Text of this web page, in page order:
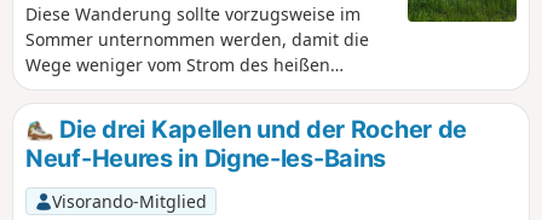
Diese Wanderung sollte vorzugsweise im
Sommer unternommen werden, damit die
Wege weniger vom Strom des heißen
Wassers überflutet sind. Es handelt sich um
eine sehr leicht zu bewältigende
Wanderung auf sehr gut ausgebauten
Wegen, deren einzige Schwierigkeit ein
Abstieg ist, der manchen abschrecken
Die drei Kapellen und der Rocher de
Neuf-Heures in Digne-les-Bains
Visorando-Mitglied